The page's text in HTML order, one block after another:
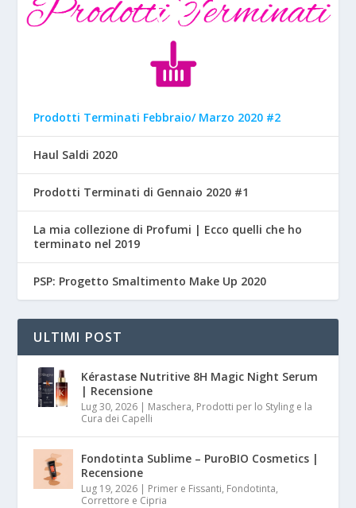
Prodotti Terminati Febbraio/ Marzo 2020 #2
Haul Saldi 2020
Prodotti Terminati di Gennaio 2020 #1
La mia collezione di Profumi | Ecco quelli che ho
terminato nel 2019
PSP: Progetto Smaltimento Make Up 2020
ULTIMI POST
Kérastase Nutritive 8H Magic Night Serum
| Recensione
Lug 30, 2026 | Maschera, Prodotti per lo Styling e la
Cura dei Capelli
Fondotinta Sublime – PuroBIO Cosmetics |
Recensione
Lug 19, 2026 | Primer e Fissanti, Fondotinta,
Correttore e Cipria